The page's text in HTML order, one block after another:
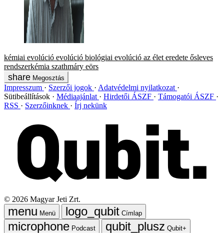
kémiai evolúció evolúció biológiai evolúció az élet eredete ősleves
rendszerkémia szathmáry eörs
Megosztás
Impresszum Szerzői jogok
Adatvédelmi nyilatkozat
Sütibeállítások
Médiaajánlat Hirdetői ÁSZF
Támogatói ÁSZF
RSS
Szerzőinknek Írj nekünk
© 2026 Magyar Jeti Zrt.
Menü
Címlap
Podcast
Qubit+